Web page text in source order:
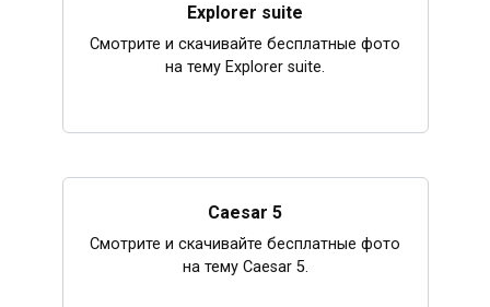
Explorer suite
Смотрите и скачивайте бесплатные фото
на тему Explorer suite.
Caesar 5
Смотрите и скачивайте бесплатные фото
на тему Caesar 5.